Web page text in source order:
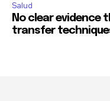
Salud
No clear evidence
transfer